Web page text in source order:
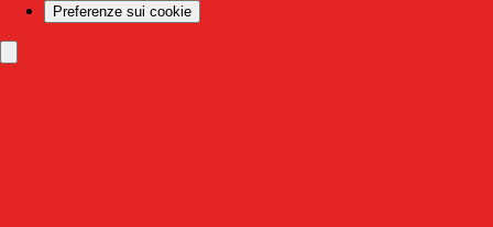
Preferenze sui cookie